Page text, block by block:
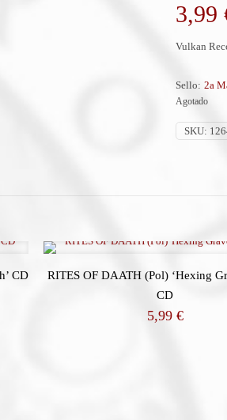
3,99
Vulkan
Sello: 2a
Agotado
SKU:
CD
RITES OF DAATH (Pol) ‘Hexing
CD
5,99 €